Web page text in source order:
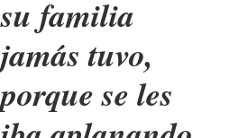
su familia
jamás tuvo,
porque se les